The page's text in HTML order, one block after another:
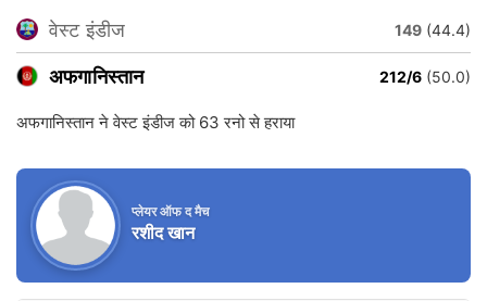
वेस्ट इंडीज 149 (44.4)
अफगानिस्तान 212/6 (50.0)
अफगानिस्तान ने वेस्ट इंडीज को 63 रनो से हराया
प्लेयर ऑफ द मैच
रशीद खान